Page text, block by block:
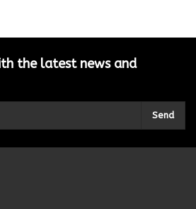
the latest news and
Send